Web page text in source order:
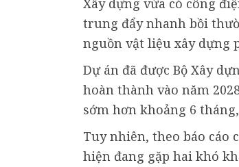
Xây dựng vừa có công
trung đẩy nhanh bồi
nguồn vật liệu xây dựng
Dự án đã được Bộ Xây
hoàn thành vào năm
sớm hơn khoảng 6
Tuy nhiên, theo báo cáo
hiện đang gặp hai khó